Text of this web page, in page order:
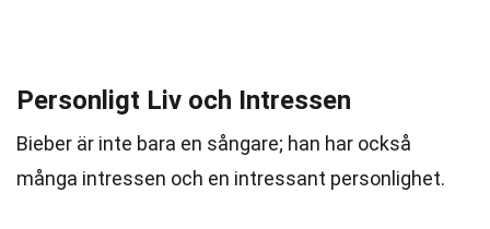
Personligt Liv och Intressen
Bieber är inte bara en sångare; han har också
många intressen och en intressant personlighet.